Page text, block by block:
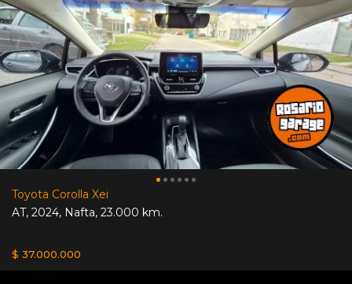
Toyota Corolla Xei
AT, 2024, Nafta, 23.000 km.
$ 37.000.000